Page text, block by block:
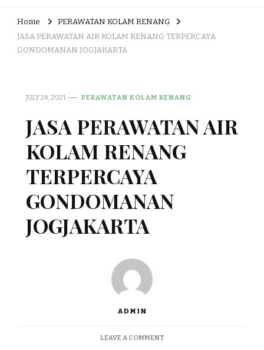
Home
PERAWATAN KOLAM RENANG
JASA PERAWATAN AIR KOLAM RENANG TERPERCAYA
GONDOMANAN JOGJAKARTA
JULY 24, 2021 PERAWATAN KOLAM RENANG
JASA PERAWATAN AIR
KOLAM RENANG
TERPERCAYA
GONDOMANAN
JOGJAKARTA
ADMIN
LEAVE A COMMENTON